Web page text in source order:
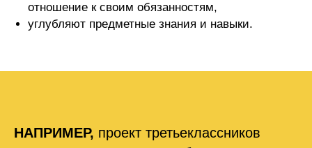
отношение к своим обязанностям,
углубляют предметные знания и навыки.
НАПРИМЕР, проект третьеклассников